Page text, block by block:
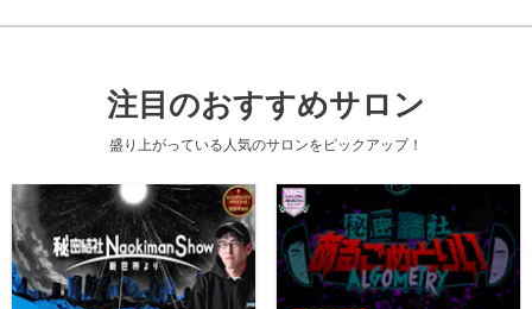
注目のおすすめサロン
盛り上がっている人気のサロンをピックアップ！